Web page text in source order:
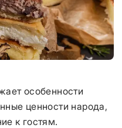
особенности
ценности народа,
к гостям.